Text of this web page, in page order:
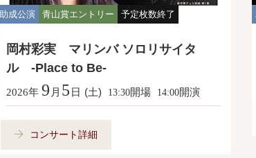
助成公演 青山賞エントリー 予定枚数終了
岡村彩実 マリンバ ソロリサイタ
ル -Place to Be-
2026年 9 月 5 日 (土) 13:30開場 14:00開演
コンサート詳細